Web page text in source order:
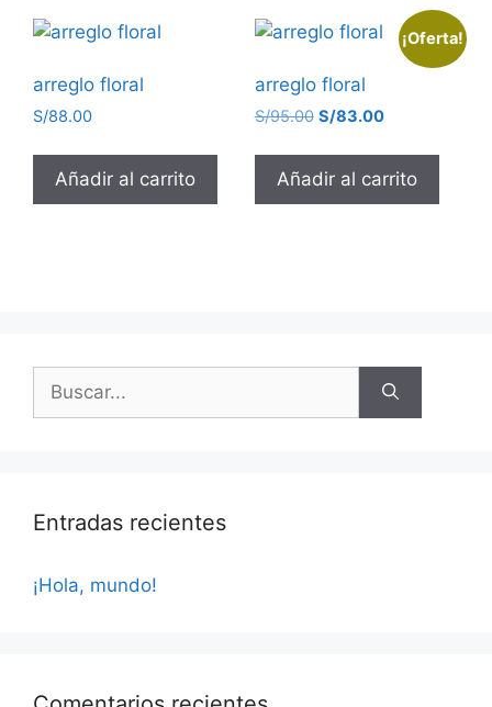
arreglo floral
S/88.00
Añadir al carrito
¡Oferta!
arreglo floral
S/95.00 S/83.00
Añadir al carrito
Entradas recientes
¡Hola, mundo!